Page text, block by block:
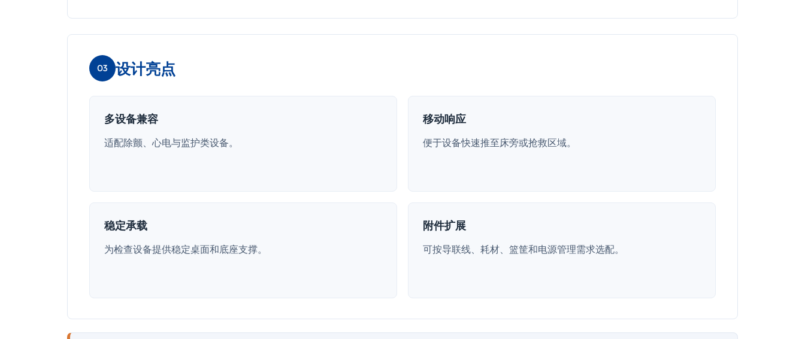
03 设计亮点
多设备兼容
适配除颤、心电与监护类设备。
移动响应
便于设备快速推至床旁或抢救区域。
稳定承载
为检查设备提供稳定桌面和底座支撑。
附件扩展
可按导联线、耗材、篮筐和电源管理需求选配。